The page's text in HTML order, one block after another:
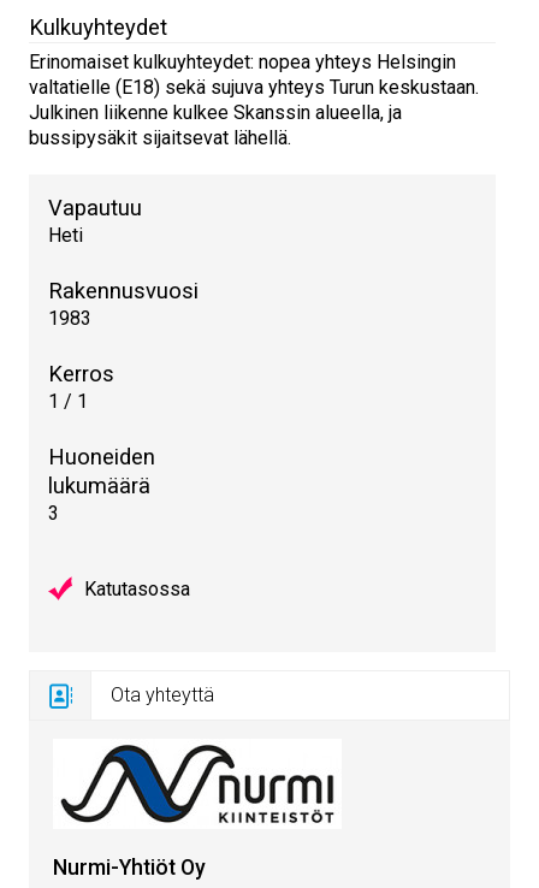
Kulkuyhteydet
Erinomaiset kulkuyhteydet: nopea yhteys Helsingin
valtatielle (E18) sekä sujuva yhteys Turun keskustaan.
Julkinen liikenne kulkee Skanssin alueella, ja
bussipysäkit sijaitsevat lähellä.
Vapautuu
Heti
Rakennusvuosi
1983
Kerros
1 / 1
Huoneiden
lukumäärä
3
Katutasossa
Ota yhteyttä
Nurmi-Yhtiöt Oy